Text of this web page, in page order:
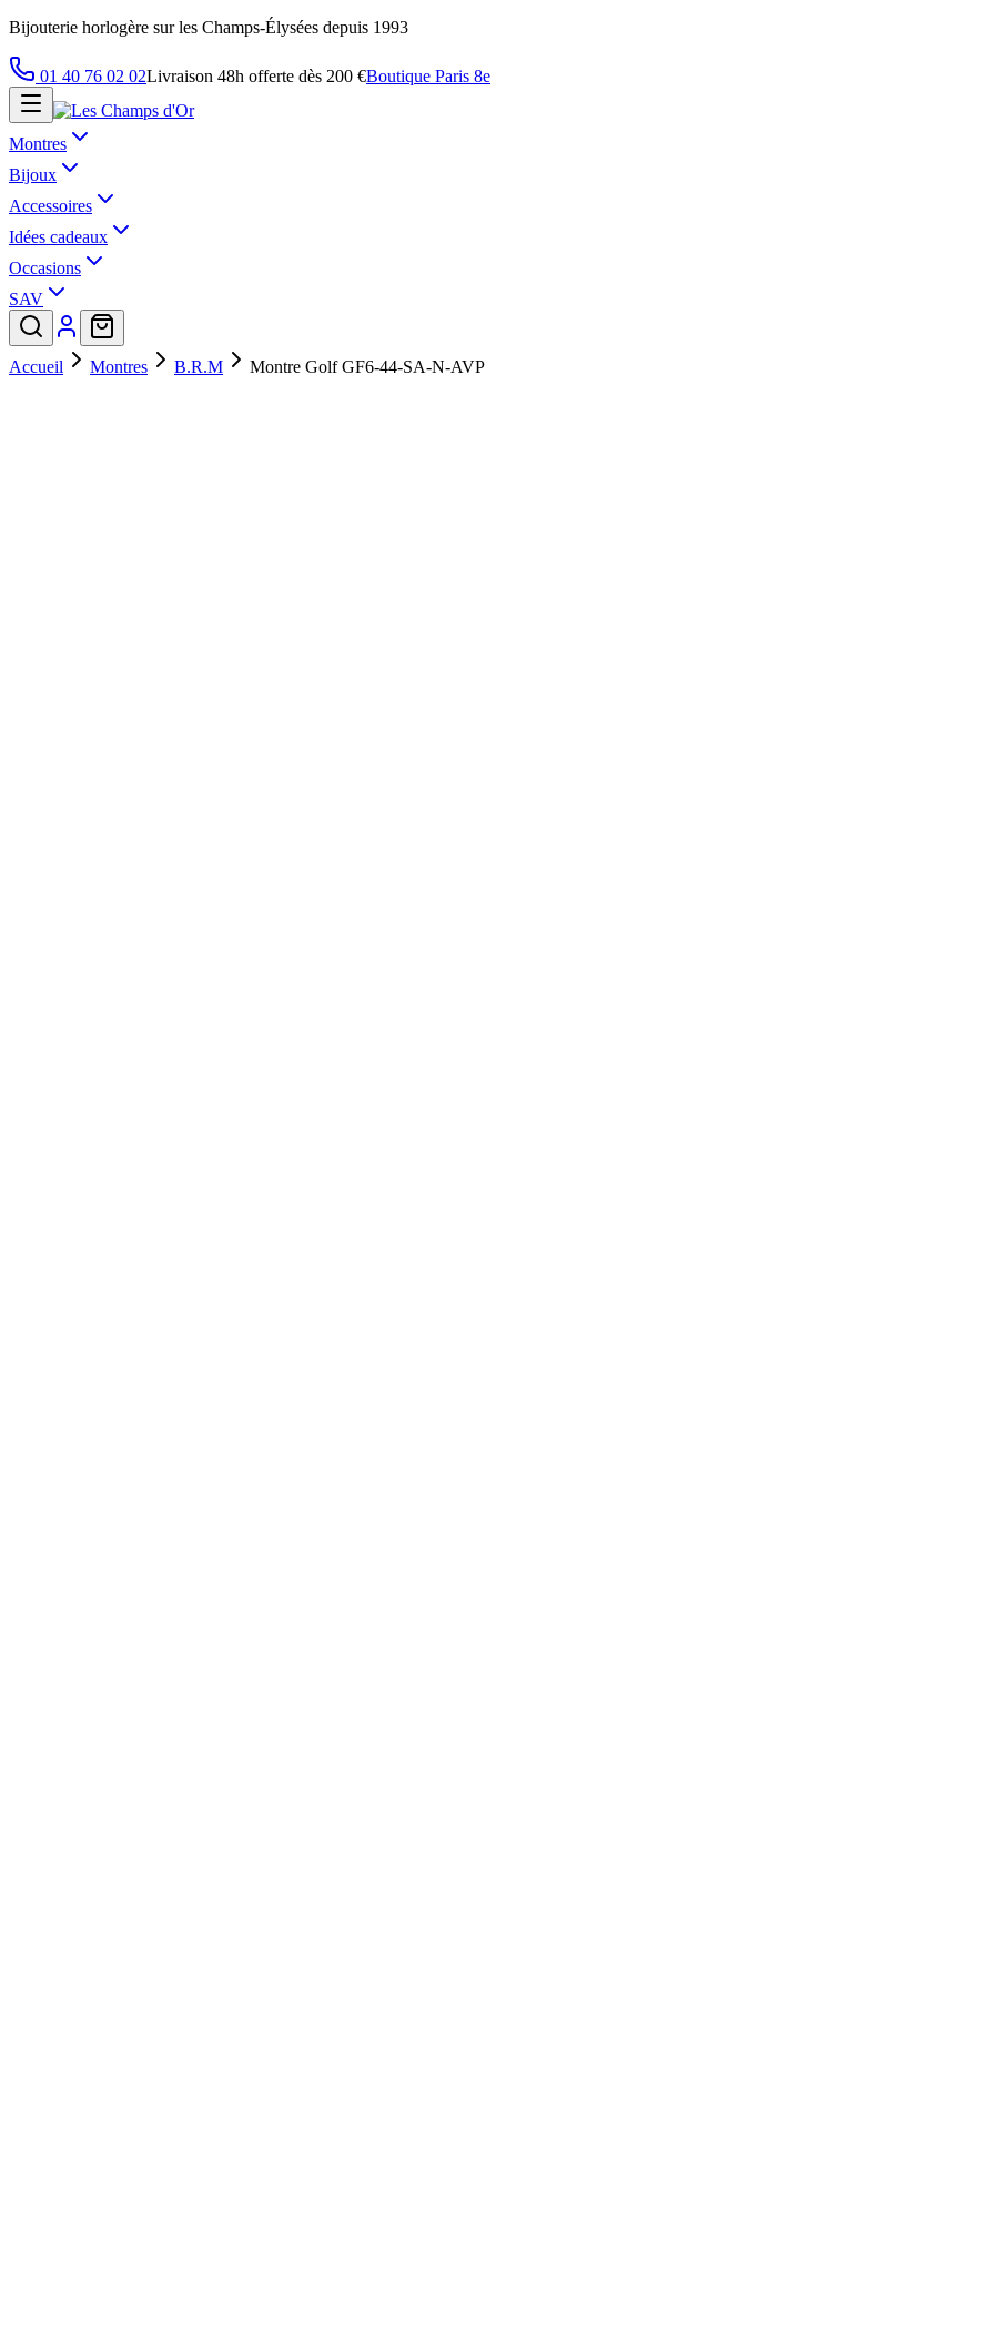
Bijouterie horlogère sur les Champs-Élysées depuis 1993
01 40 76 02 02Livraison 48h offerte dès 200 €Boutique Paris 8e
Montres
Bijoux
Accessoires
Idées cadeaux
Occasions
SAV
Accueil Montres B.R.M Montre Golf GF6-44-SA-N-AVP